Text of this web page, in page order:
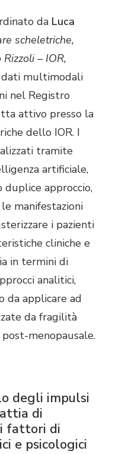
da Luca
scheletriche,
– IOR,
dati multimodali
nel Registro
attivo presso la
dello IOR. I
tramite
artificiale,
approccio,
manifestazioni
i pazienti
cliniche e
in termini di
analitici,
da applicare ad
da fragilità
post-menopausale.
degli impulsi
di
fattori di
e psicologici